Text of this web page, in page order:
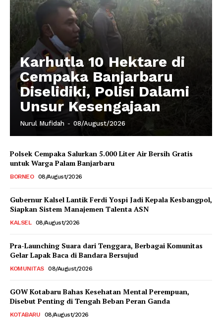
Karhutla 10 Hektare di
Cempaka Banjarbaru
Diselidiki, Polisi Dalami
Unsur Kesengajaan
Nurul Mufidah - 08/August/2026
Polsek Cempaka Salurkan 5.000 Liter Air Bersih Gratis
untuk Warga Palam Banjarbaru
BORNEO 08/August/2026
Gubernur Kalsel Lantik Ferdi Yospi Jadi Kepala Kesbangpol,
Siapkan Sistem Manajemen Talenta ASN
KALSEL 08/August/2026
Pra-Launching Suara dari Tenggara, Berbagai Komunitas
Gelar Lapak Baca di Bandara Bersujud
KOMUNITAS 08/August/2026
GOW Kotabaru Bahas Kesehatan Mental Perempuan,
Disebut Penting di Tengah Beban Peran Ganda
KOTABARU 08/August/2026